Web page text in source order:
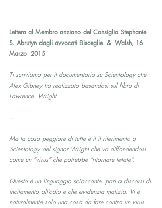
Lettera al Membro anziano del Consiglio Stephanie
S. Abrutyn dagli avvocati Bisceglie  &  Walsh, 16
Marzo  2015
Ti scriviamo per il documentario su Scientology che
Alex Gibney ha realizzato basandosi sul libro di
Lawrence  Wright.
…
Ma la cosa peggiore di tutte è il il riferimento a
Scientology del signor Wright che va diffondendosi
come un “virus” che potrebbe “ritornare letale”.
Questo è un linguaggio scioccante, pari a discorsi di
incitamento all’odio e che evidenzia malizia. Vi è
naturalmente solo una cosa da fare contro un virus